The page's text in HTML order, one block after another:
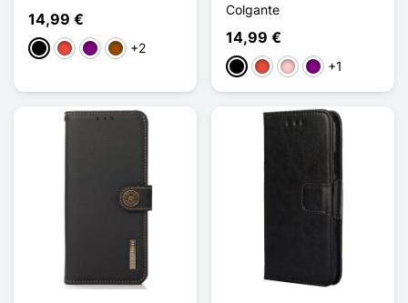
14,99 €
NegroRojoPúrpuraMarrón
+2
Colgante
14,99 €
NegroRojoRosaPúrpura
+1